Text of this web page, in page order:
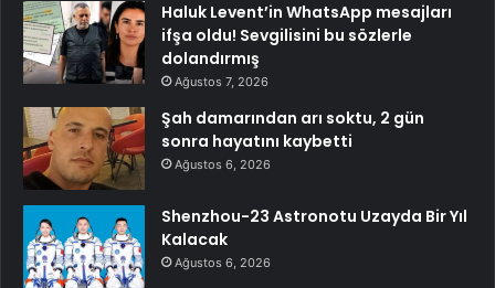
Haluk Levent’in WhatsApp mesajları
ifşa oldu! Sevgilisini bu sözlerle
dolandırmış
Ağustos 7, 2026
Şah damarından arı soktu, 2 gün
sonra hayatını kaybetti
Ağustos 6, 2026
Shenzhou-23 Astronotu Uzayda Bir Yıl
Kalacak
Ağustos 6, 2026